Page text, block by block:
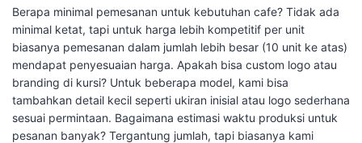
Berapa minimal pemesanan untuk kebutuhan cafe? Tidak ada
minimal ketat, tapi untuk harga lebih kompetitif per unit
biasanya pemesanan dalam jumlah lebih besar (10 unit ke atas)
mendapat penyesuaian harga. Apakah bisa custom logo atau
branding di kursi? Untuk beberapa model, kami bisa
tambahkan detail kecil seperti ukiran inisial atau logo sederhana
sesuai permintaan. Bagaimana estimasi waktu produksi untuk
pesanan banyak? Tergantung jumlah, tapi biasanya kami